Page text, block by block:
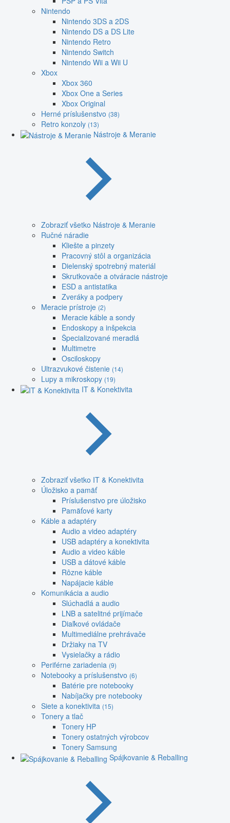
Nintendo
Nintendo 3DS a 2DS
Nintendo DS a DS Lite
Nintendo Retro
Nintendo Switch
Nintendo Wii a Wii U
Xbox
Xbox 360
Xbox One a Series
Xbox Original
Herné príslušenstvo (38)
Retro konzoly (13)
Nástroje & Meranie
Zobraziť všetko Nástroje & Meranie
Ručné náradie
Kliešte a pinzety
Pracovný stôl a organizácia
Dielenský spotrebný materiál
Skrutkovače a otváracie nástroje
ESD a antistatika
Zveráky a podpery
Meracie prístroje (2)
Meracie káble a sondy
Endoskopy a inšpekcia
Špecializované meradlá
Multimetre
Osciloskopy
Ultrazvukové čistenie (14)
Lupy a mikroskopy (19)
IT & Konektivita
Zobraziť všetko IT & Konektivita
Úložisko a pamäť
Príslušenstvo pre úložisko
Pamäťové karty
Káble a adaptéry
Audio a video adaptéry
USB adaptéry a konektivita
Audio a video káble
USB a dátové káble
Rôzne káble
Napájacie káble
Komunikácia a audio
Slúchadlá a audio
LNB a satelitné prijímače
Diaľkové ovládače
Multimediálne prehrávače
Držiaky na TV
Vysielačky a rádio
Periférne zariadenia (9)
Notebooky a príslušenstvo (6)
Batérie pre notebooky
Nabíjačky pre notebooky
Siete a konektivita (15)
Tonery a tlač
Tonery HP
Tonery ostatných výrobcov
Tonery Samsung
Spájkovanie & Reballing